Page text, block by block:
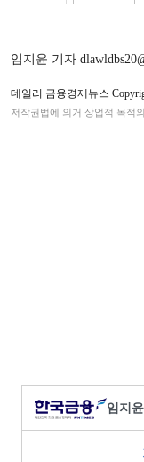
임지윤 기자
데일리 금융경제뉴스
저작권법에 의거 상업적 목적
임지